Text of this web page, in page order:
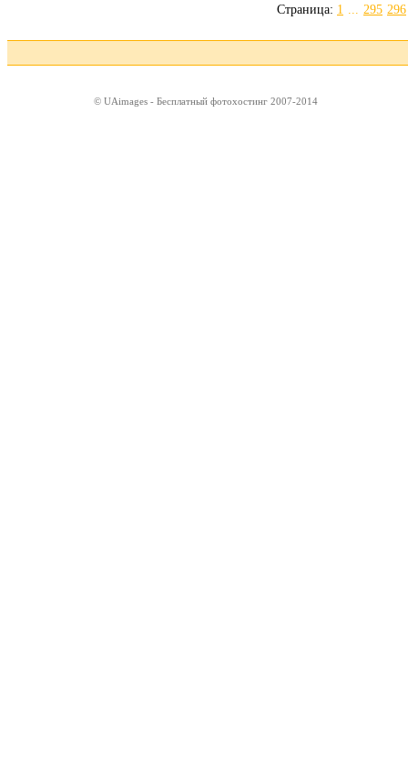
Страница: 1 ... 295 296
© UAimages - Бесплатный фотохостинг 2007-2014